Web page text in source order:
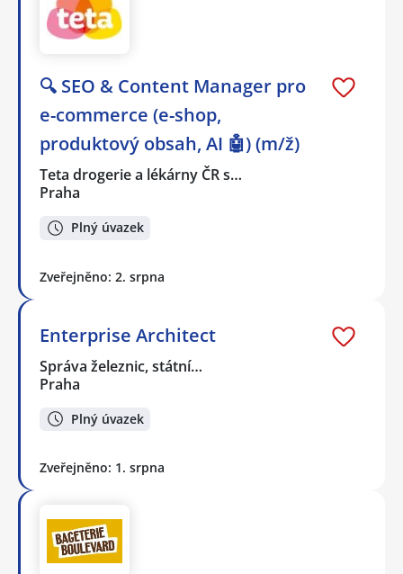
🔍 SEO & Content Manager pro
e-commerce (e-shop,
produktový obsah, AI 🤖) (m/ž)
Teta drogerie a lékárny ČR s…
Praha
Plný úvazek
Zveřejněno: 2. srpna
Enterprise Architect
Správa železnic, státní…
Praha
Plný úvazek
Zveřejněno: 1. srpna